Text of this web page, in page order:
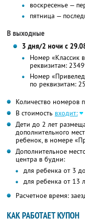
воскресенье —
пятница —
В выходные
3 дня/2 ночи с
Номер «Классик
реквизитам:
Номер
по реквизитам:
Количество номеров
В стоимость входит:
Дети до 2 лет
дополнительного
ребенок, в номере
Дополнительное
центра в будни:
для ребенка от 3
для ребенка от 13
Расчетное время:
КАК РАБОТАЕТ КУПОН